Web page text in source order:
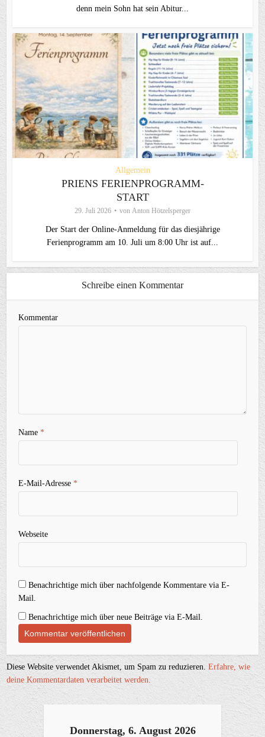
denn mein Sohn hat sein Abitur...
Allgemein
PRIENS FERIENPROGRAMM-
START
29. Juli 2026 von Anton Hötzelsperger
Der Start der Online-Anmeldung für das diesjährige
Ferienprogramm am 10. Juli um 8:00 Uhr ist auf...
Schreibe einen Kommentar
Kommentar
Name*
E-Mail-Adresse*
Webseite
Benachrichtige mich über nachfolgende Kommentare via E-
Mail.
Benachrichtige mich über neue Beiträge via E-Mail.
Diese Website verwendet Akismet, um Spam zu reduzieren.Erfahre, wie
deine Kommentardaten verarbeitet werden.
Donnerstag, 6. August 2026